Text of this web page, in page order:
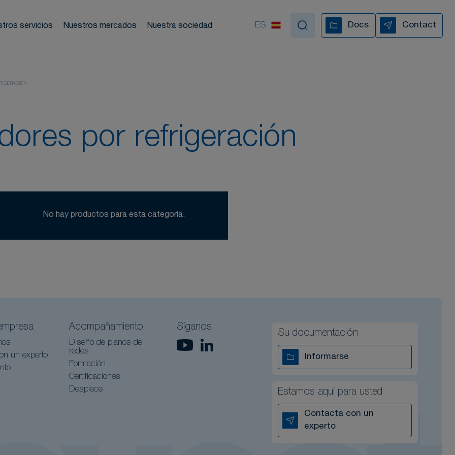
TODOS NUESTROS VÍDEOS
servicios Nuestros mercados Nuestra sociedad
frecuentes
ES Docs Contact
por refrigeración
No hay productos para esta categoría.
un experto
Acompañamiento
Diseño de planos de
redes
Formación
Certificaciones
Despiece
Síganos
Su documentación
Informarse
Estamos aquí para usted
Contacta con un
experto